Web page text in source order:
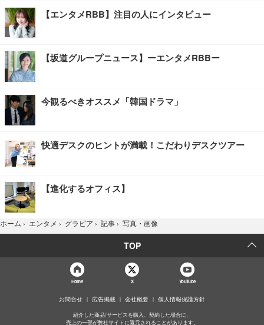
【エンタメRBB】注目の人にインタビュー
【坂道グループニュース】ーエンタメRBBー
今観るべきオススメ「韓国ドラマ」
快適デスクのヒントが満載！こだわりデスクツアー
【進化するオフィス】
ホーム › エンタメ › グラビア › 記事 › 写真・画像
TOP
Home X YouTube
お問合せ 広告掲載 会社概要 個人情報保護方針
紹介した商品/サービスを購入、契約した場合に、
売上の一部が弊社サイトに還元されることがあります。